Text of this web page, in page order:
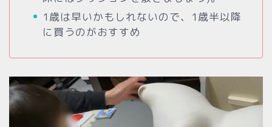
1歳は早いかもしれないので、1歳半以降
に買うのがおすすめ